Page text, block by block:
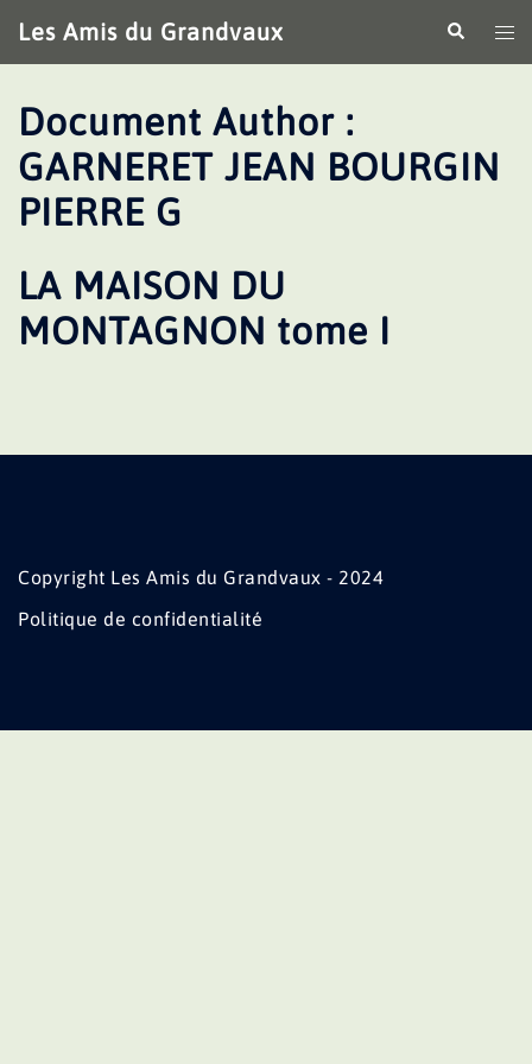
au
contenu
Les Amis du Grandvaux
le
Document Author :
GARNERET JEAN BOURGIN
PIERRE G
LA MAISON DU
MONTAGNON tome I
Copyright Les Amis du Grandvaux - 2024
Politique de confidentialité